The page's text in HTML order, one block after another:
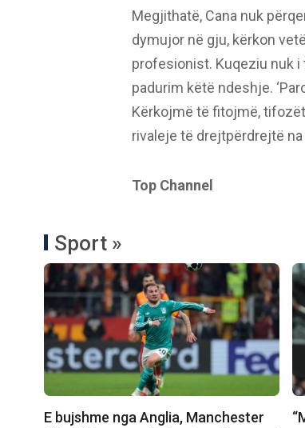
Megjithatë, Cana nuk
dymujor në gju, kërkon
profesionist. Kuqeziu nuk
padurim këtë ndeshje.
Kërkojmë të fitojmë,
rivaleje të drejtpërdrejtë
Top Channel
Sport »
E bujshme nga Anglia, Manchester